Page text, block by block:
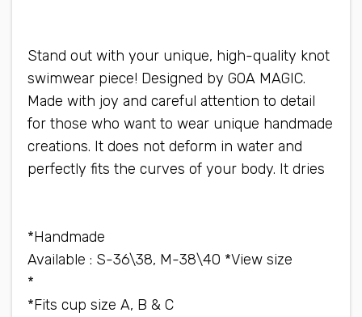
Stand out with your unique, high-quality knot
swimwear piece! Designed by GOA MAGIC.
Made with joy and careful attention to detail
for those who want to wear unique handmade
creations. It does not deform in water and
perfectly fits the curves of your body. It dries
Available : S-36\38, M-38\40 *View size